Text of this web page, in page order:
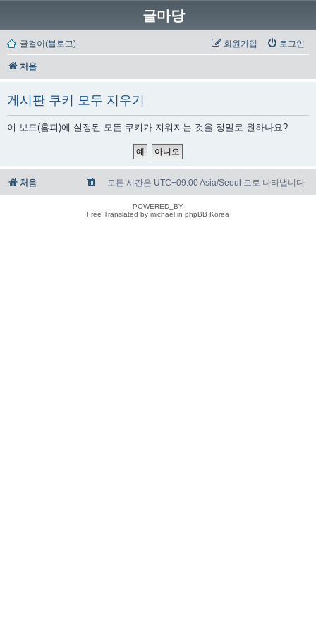
글마당
글걸이(블로그) 로그인
회원가입
처음
게시판 쿠키 모두 지우기
이 보드(홈피)에 설정된 모든 쿠키가 지워지는 것을 정말로 원하나요?
처음 모든 시간은 UTC+09:00 Asia/Seoul 으로 나타냅니다
POWERED_BY
Free Translated by michael in phpBB Korea